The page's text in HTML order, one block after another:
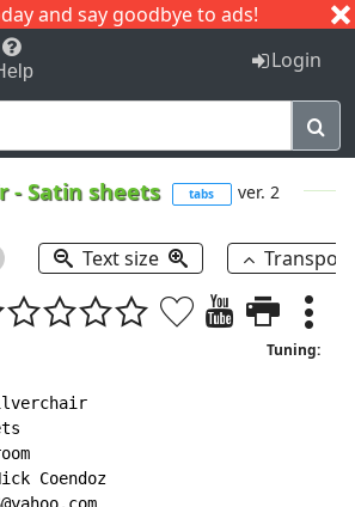
and say goodbye to ads!
I J
Login
-Satin sheets tabs ver. 2
Text size
Tuning:
Coendoz